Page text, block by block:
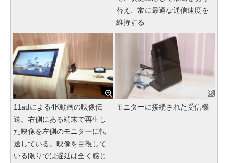
替え、常に最適な通信速度を
維持する
11adによる4K動画の映像伝
送。右側にある端末で再生し
た映像を左側のモニターに転
送している。映像を目視して
いる限りでは遅延は全く感じ
モニターに接続された受信機